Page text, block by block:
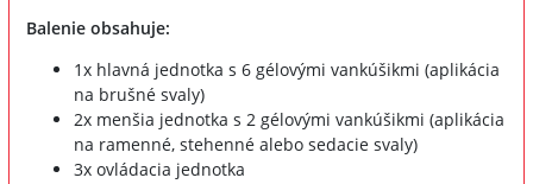
Balenie obsahuje:
1x hlavná jednotka s 6 gélovými vankúšikmi (aplikácia
na brušné svaly)
2x menšia jednotka s 2 gélovými vankúšikmi (aplikácia
na ramenné, stehenné alebo sedacie svaly)
3x ovládacia jednotka